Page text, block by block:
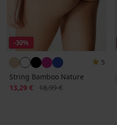
-30%
5
String Bamboo Nature
Korting
13,29 € Oorspronkelijke prijs
18,99 €